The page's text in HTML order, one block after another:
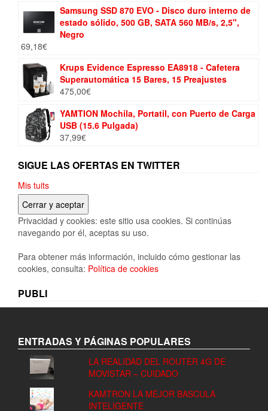
original
era:
169,99€.
actual
es:
Samsung SSD 870 EVO - Disco duro interno de
estado sólido, 500 GB, SATA 560 MB/s, 2,5",
Negro
69,18€
Krups Evidence Espresso EA8918 - Cafetera
Superautomática 15 Bares, 15 Preajustes
475,00€
YAMTION Mochila, Portatil, con Puerto de Carga
USB (15.6 Pulgada)
37,99€
SIGUE LAS OFERTAS EN TWITTER
Mis tuits
Privacidad y cookies: este sitio usa cookies. Si continúas
navegando por él, aceptas su uso.
Para obtener más información, incluido cómo gestionar las
cookies, consulta: Política de cookies
PUBLI
ENTRADAS Y PÁGINAS POPULARES
LA REALIDAD DEL ROUTER 4G DE
MOVISTAR – CUIDADO
KAMTRON LA MEJOR BASCULA
INTELIGENTE